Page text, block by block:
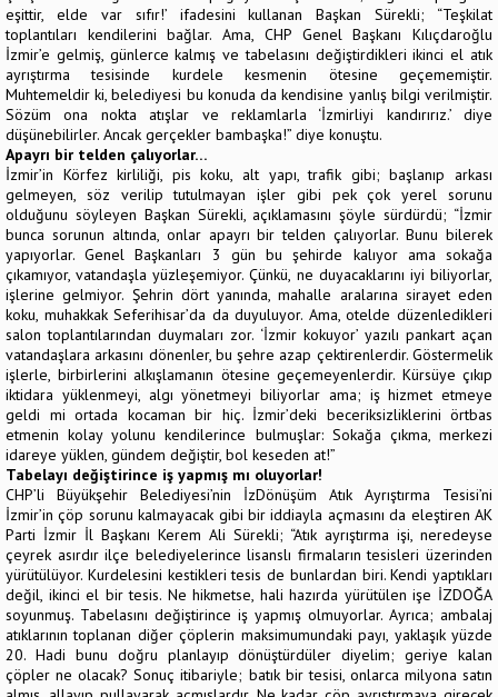
eşittir, elde var sıfır!’ ifadesini kullanan Başkan Sürekli; “Teşkilat
toplantıları kendilerini bağlar. Ama, CHP Genel Başkanı Kılıçdaroğlu
İzmir’e gelmiş, günlerce kalmış ve tabelasını değiştirdikleri ikinci el atık
ayrıştırma tesisinde kurdele kesmenin ötesine geçememiştir.
Muhtemeldir ki, belediyesi bu konuda da kendisine yanlış bilgi verilmiştir.
Sözüm ona nokta atışlar ve reklamlarla ‘İzmirliyi kandırırız.’ diye
düşünebilirler. Ancak gerçekler bambaşka!” diye konuştu.
Apayrı bir telden çalıyorlar…
İzmir’in Körfez kirliliği, pis koku, alt yapı, trafik gibi; başlanıp arkası
gelmeyen, söz verilip tutulmayan işler gibi pek çok yerel sorunu
olduğunu söyleyen Başkan Sürekli, açıklamasını şöyle sürdürdü; “İzmir
bunca sorunun altında, onlar apayrı bir telden çalıyorlar. Bunu bilerek
yapıyorlar. Genel Başkanları 3 gün bu şehirde kalıyor ama sokağa
çıkamıyor, vatandaşla yüzleşemiyor. Çünkü, ne duyacaklarını iyi biliyorlar,
işlerine gelmiyor. Şehrin dört yanında, mahalle aralarına sirayet eden
koku, muhakkak Seferihisar’da da duyuluyor. Ama, otelde düzenledikleri
salon toplantılarından duymaları zor. ‘İzmir kokuyor’ yazılı pankart açan
vatandaşlara arkasını dönenler, bu şehre azap çektirenlerdir. Göstermelik
işlerle, birbirlerini alkışlamanın ötesine geçemeyenlerdir. Kürsüye çıkıp
iktidara yüklenmeyi, algı yönetmeyi biliyorlar ama; iş hizmet etmeye
geldi mi ortada kocaman bir hiç. İzmir’deki beceriksizliklerini örtbas
etmenin kolay yolunu kendilerince bulmuşlar: Sokağa çıkma, merkezi
idareye yüklen, gündem değiştir, bol keseden at!”
Tabelayı değiştirince iş yapmış mı oluyorlar!
CHP’li Büyükşehir Belediyesi’nin İzDönüşüm Atık Ayrıştırma Tesisi’ni
İzmir’in çöp sorunu kalmayacak gibi bir iddiayla açmasını da eleştiren AK
Parti İzmir İl Başkanı Kerem Ali Sürekli; “Atık ayrıştırma işi, neredeyse
çeyrek asırdır ilçe belediyelerince lisanslı firmaların tesisleri üzerinden
yürütülüyor. Kurdelesini kestikleri tesis de bunlardan biri. Kendi yaptıkları
değil, ikinci el bir tesis. Ne hikmetse, hali hazırda yürütülen işe İZDOĞA
soyunmuş. Tabelasını değiştirince iş yapmış olmuyorlar. Ayrıca; ambalaj
atıklarının toplanan diğer çöplerin maksimumundaki payı, yaklaşık yüzde
20. Hadi bunu doğru planlayıp dönüştürdüler diyelim; geriye kalan
çöpler ne olacak? Sonuç itibariyle; batık bir tesisi, onlarca milyona satın